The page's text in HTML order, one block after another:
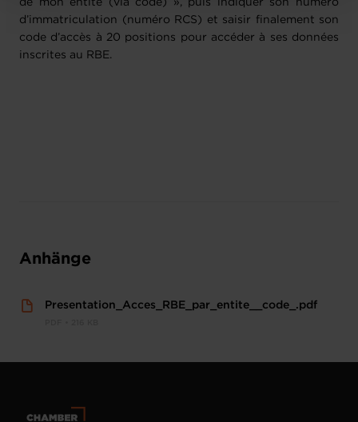
de mon entité (via code) », puis indiquer son numéro
d’immatriculation (numéro RCS) et saisir finalement son
code d’accès à 20 positions pour accéder à ses données
inscrites au RBE.
Anhänge
Presentation_Acces_RBE_par_entite__code_.pdf